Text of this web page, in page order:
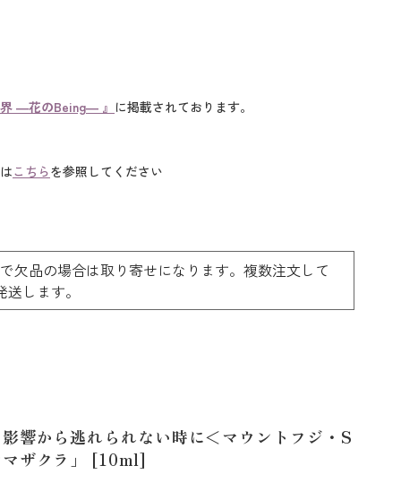
―花のBeing― 』 に掲載されております。
こちらを参照してください
欠品の場合は取り寄せになります。複数注文して
発送します。
響から逃れられない時に＜マウントフジ・S
ザクラ」 [10ml]